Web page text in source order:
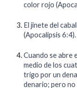
color rojo
El jinete del
(Apocalipsis 6:4).
Cuando se abre
medio de los
trigo por un
denario; pero no